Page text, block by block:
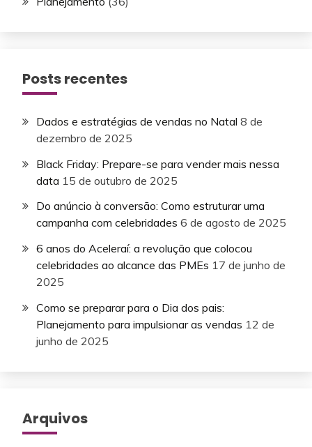
Posts recentes
Dados e estratégias de vendas no Natal 8 de
dezembro de 2025
Black Friday: Prepare-se para vender mais nessa
data 15 de outubro de 2025
Do anúncio à conversão: Como estruturar uma
campanha com celebridades 6 de agosto de 2025
6 anos do Aceleraí: a revolução que colocou
celebridades ao alcance das PMEs 17 de junho de
2025
Como se preparar para o Dia dos pais:
Planejamento para impulsionar as vendas 12 de
junho de 2025
Arquivos